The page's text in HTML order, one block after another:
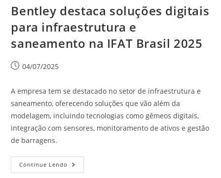
Bentley destaca soluções digitais
para infraestrutura e
saneamento na IFAT Brasil 2025
04/07/2025
A empresa tem se destacado no setor de infraestrutura e
saneamento, oferecendo soluções que vão além da
modelagem, incluindo tecnologias como gêmeos digitais,
integração com sensores, monitoramento de ativos e gestão
de barragens.
Continue Lendo